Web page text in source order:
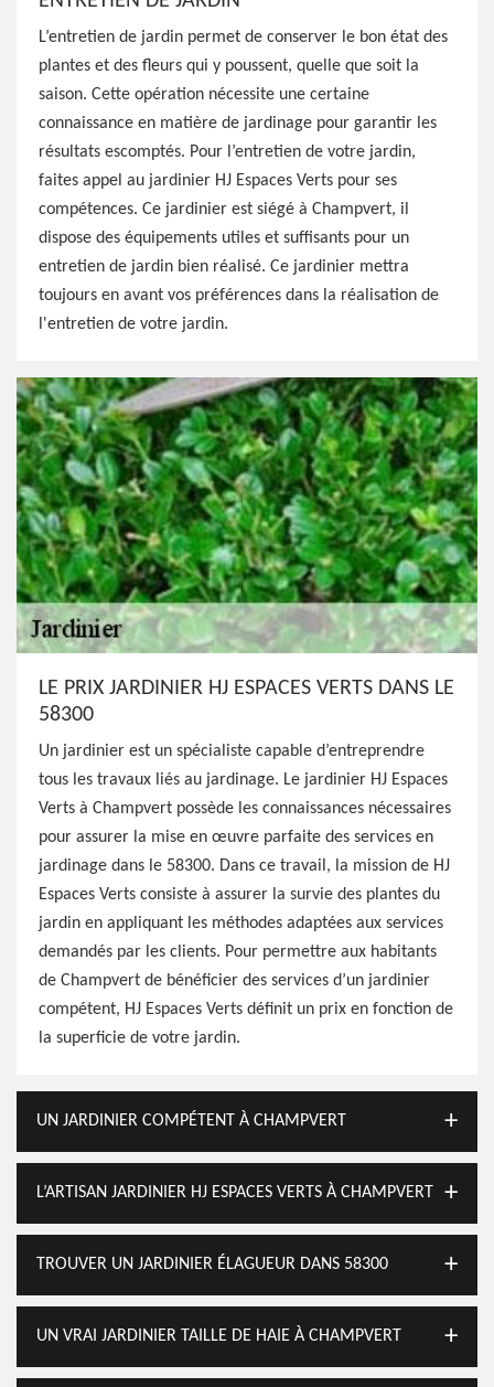
L’entretien de jardin permet de conserver le bon état des
plantes et des fleurs qui y poussent, quelle que soit la
saison. Cette opération nécessite une certaine
connaissance en matière de jardinage pour garantir les
résultats escomptés. Pour l’entretien de votre jardin,
faites appel au jardinier HJ Espaces Verts pour ses
compétences. Ce jardinier est siégé à Champvert, il
dispose des équipements utiles et suffisants pour un
entretien de jardin bien réalisé. Ce jardinier mettra
toujours en avant vos préférences dans la réalisation de
l'entretien de votre jardin.
LE PRIX JARDINIER HJ ESPACES VERTS DANS LE
58300
Un jardinier est un spécialiste capable d’entreprendre
tous les travaux liés au jardinage. Le jardinier HJ Espaces
Verts à Champvert possède les connaissances nécessaires
pour assurer la mise en œuvre parfaite des services en
jardinage dans le 58300. Dans ce travail, la mission de HJ
Espaces Verts consiste à assurer la survie des plantes du
jardin en appliquant les méthodes adaptées aux services
demandés par les clients. Pour permettre aux habitants
de Champvert de bénéficier des services d’un jardinier
compétent, HJ Espaces Verts définit un prix en fonction de
la superficie de votre jardin.
UN JARDINIER COMPÉTENT À CHAMPVERT
L’ARTISAN JARDINIER HJ ESPACES VERTS À CHAMPVERT
TROUVER UN JARDINIER ÉLAGUEUR DANS 58300
UN VRAI JARDINIER TAILLE DE HAIE À CHAMPVERT